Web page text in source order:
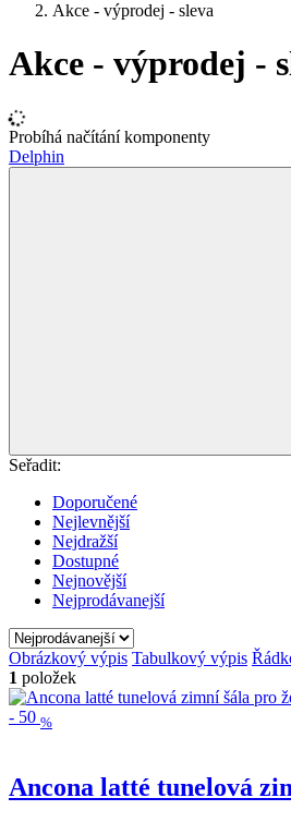
Akce - výprodej - sleva
Akce - výprodej -
Probíhá načítání komponenty
Delphin
Seřadit:
Doporučené
Nejlevnější
Nejdražší
Dostupné
Nejnovější
Nejprodávanejší
Obrázkový výpis Tabulkový výpis
1 položek
- 50 %
Ancona latté tunelová